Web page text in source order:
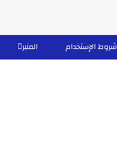
المنبر شروط الإستخدام